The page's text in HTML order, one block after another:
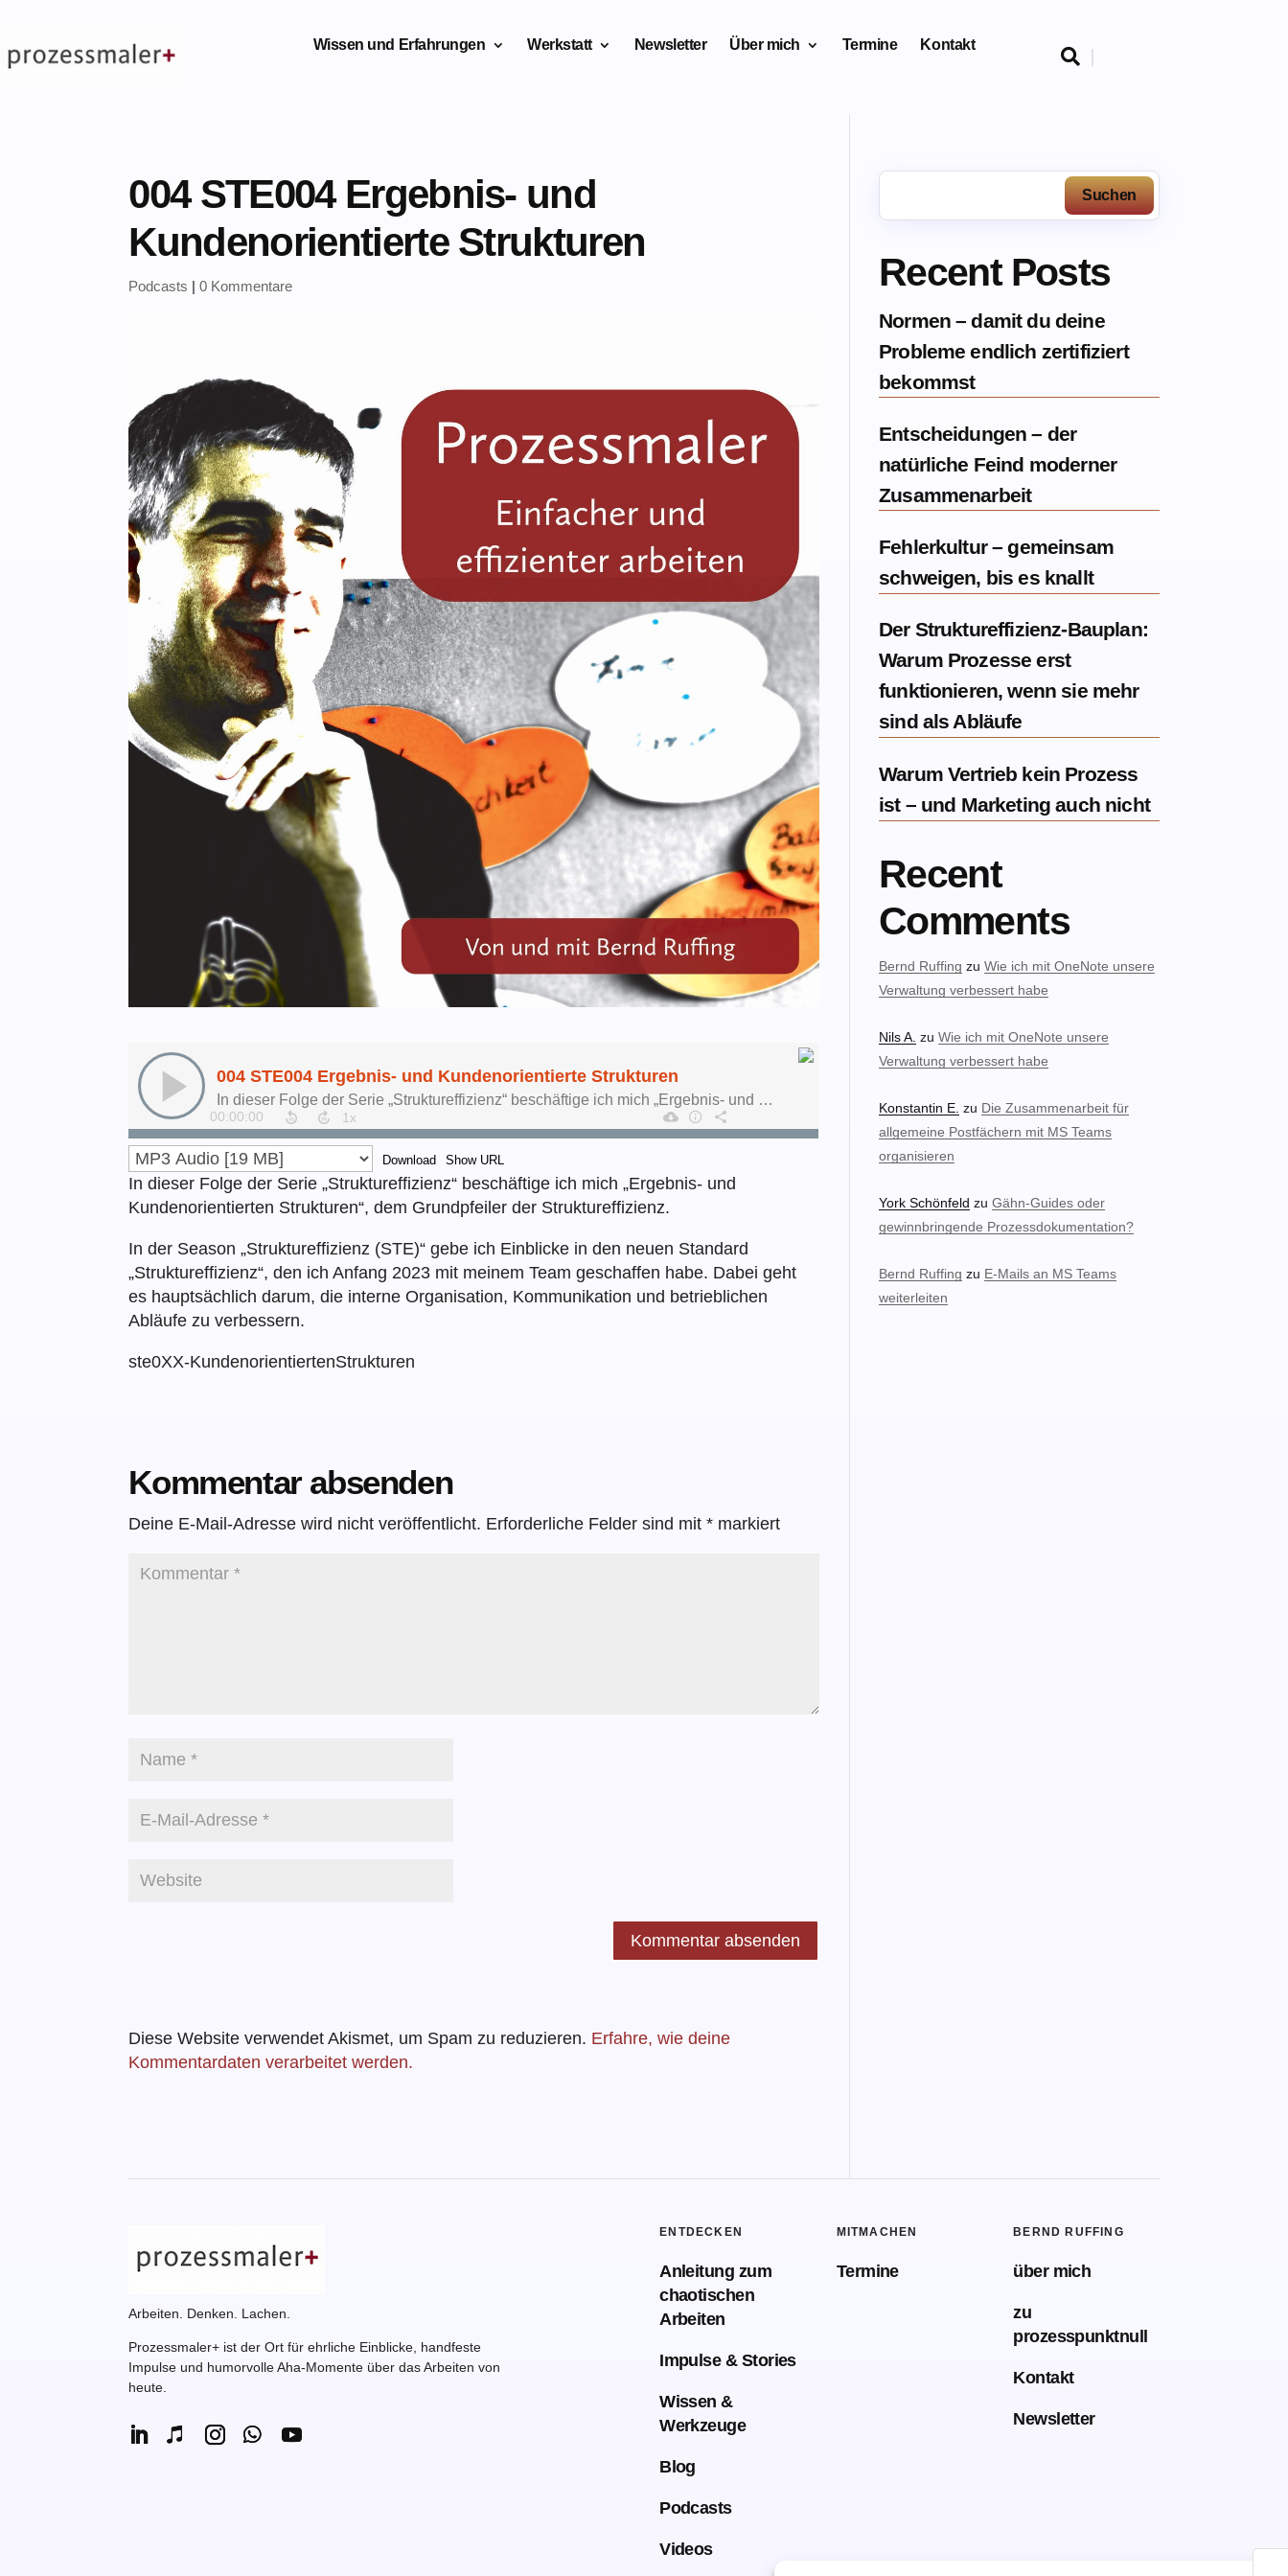
Wissen und Erfahrungen Werkstatt Newsletter Über mich Termine Kontakt

004 STE004 Ergebnis- und
Kundenorientierte Strukturen
Podcasts |0 Kommentare
Download Show URL
In dieser Folge der Serie „Struktureffizienz“ beschäftige ich mich „Ergebnis- und
Kundenorientierten Strukturen“, dem Grundpfeiler der Struktureffizienz.
In der Season „Struktureffizienz (STE)“ gebe ich Einblicke in den neuen Standard
„Struktureffizienz“, den ich Anfang 2023 mit meinem Team geschaffen habe. Dabei geht
es hauptsächlich darum, die interne Organisation, Kommunikation und betrieblichen
Abläufe zu verbessern.
ste0XX-KundenorientiertenStrukturen
Kommentar absenden
Deine E-Mail-Adresse wird nicht veröffentlicht. Erforderliche Felder sind mit* markiert
Diese Website verwendet Akismet, um Spam zu reduzieren. Erfahre, wie deine
Kommentardaten verarbeitet werden.
Suchen
Recent Posts
Normen – damit du deine
Probleme endlich zertifiziert
bekommst
Entscheidungen – der
natürliche Feind moderner
Zusammenarbeit
Fehlerkultur – gemeinsam
schweigen, bis es knallt
Der Struktureffizienz-Bauplan:
Warum Prozesse erst
funktionieren, wenn sie mehr
sind als Abläufe
Warum Vertrieb kein Prozess
ist – und Marketing auch nicht
Recent
Comments
Bernd Ruffing zuWie ich mit OneNote unsere
Verwaltung verbessert habe
Nils A. zuWie ich mit OneNote unsere
Verwaltung verbessert habe
Konstantin E. zu Die Zusammenarbeit für
allgemeine Postfächern mit MS Teams
organisieren
York Schönfeld zuGähn-Guides oder
gewinnbringende Prozessdokumentation?
Bernd Ruffing zu E-Mails an MS Teams
weiterleiten
Arbeiten. Denken. Lachen.
Prozessmaler+ ist der Ort für ehrliche Einblicke, handfeste
Impulse und humorvolle Aha-Momente über das Arbeiten von
heute.
ENTDECKEN
Anleitung zum
chaotischen
Arbeiten
Impulse & Stories
Wissen &
Werkzeuge
Blog
Podcasts
Videos
MITMACHEN
Termine
BERND RUFFING
über mich
zu
prozesspunktnull
Kontakt
Newsletter